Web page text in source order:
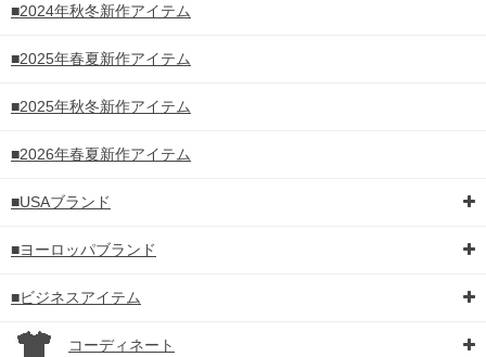
■2024年秋冬新作アイテム
■2025年春夏新作アイテム
■2025年秋冬新作アイテム
■2026年春夏新作アイテム
■USAブランド
■ヨーロッパブランド
■ビジネスアイテム
コーディネート